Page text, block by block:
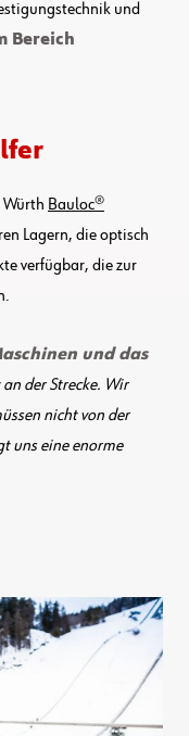
und
Bereich
Würth Bauloc®
Lagern, die optisch
verfügbar, die zur
und das
der Strecke. Wir
nicht von der
uns eine enorme